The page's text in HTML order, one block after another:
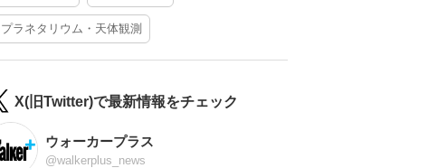
プラネタリウム・天体観測
X(旧Twitter)で最新情報をチェック
ウォーカープラス
@walkerplus_news